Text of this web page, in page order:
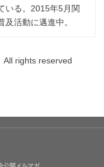
いる。2015年5月関
活動に邁進中。
rights reserved
公開メルマガ